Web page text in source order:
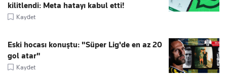
kilitlendi: Meta hatayı kabul etti!
Kaydet
Eski hocası konuştu: "Süper Lig'de en az 20
gol atar"
Kaydet